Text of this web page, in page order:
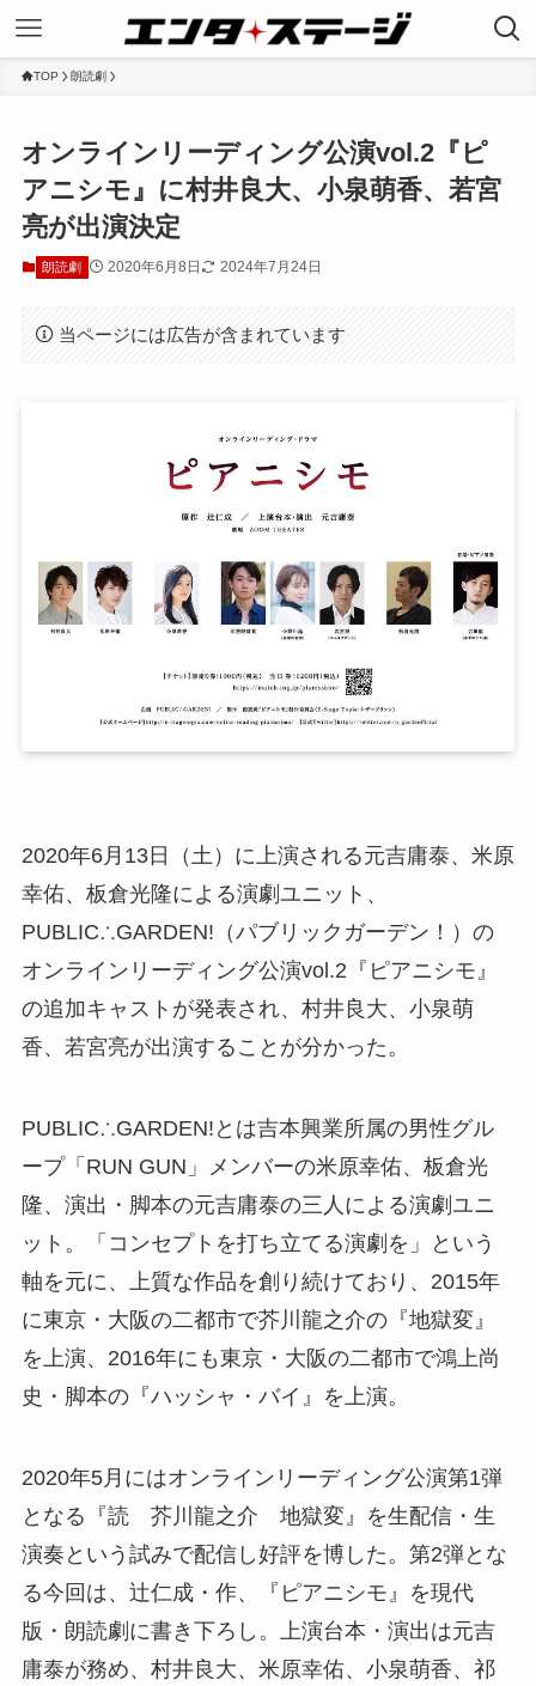
TOP 朗読劇
オンラインリーディング公演vol.2『ピ
アニシモ』に村井良大、小泉萌香、若宮
亮が出演決定
朗読劇 2020年6月8日 2024年7月24日
当ページには広告が含まれています
2020年6月13日（土）に上演される元吉庸泰、米原
幸佑、板倉光隆による演劇ユニット、
PUBLIC∴GARDEN!（パブリックガーデン！）の
オンラインリーディング公演vol.2『ピアニシモ』
の追加キャストが発表され、村井良大、小泉萌
香、若宮亮が出演することが分かった。
PUBLIC∴GARDEN!とは吉本興業所属の男性グル
ープ「RUN GUN」メンバーの米原幸佑、板倉光
隆、演出・脚本の元吉庸泰の三人による演劇ユニ
ット。「コンセプトを打ち立てる演劇を」という
軸を元に、上質な作品を創り続けており、2015年
に東京・大阪の二都市で芥川龍之介の『地獄変』
を上演、2016年にも東京・大阪の二都市で鴻上尚
史・脚本の『ハッシャ・バイ』を上演。
2020年5月にはオンラインリーディング公演第1弾
となる『読 芥川龍之介 地獄変』を生配信・生
演奏という試みで配信し好評を博した。第2弾とな
る今回は、辻仁成・作、『ピアニシモ』を現代
版・朗読劇に書き下ろし。上演台本・演出は元吉
庸泰が務め、村井良大、米原幸佑、小泉萌香、祁